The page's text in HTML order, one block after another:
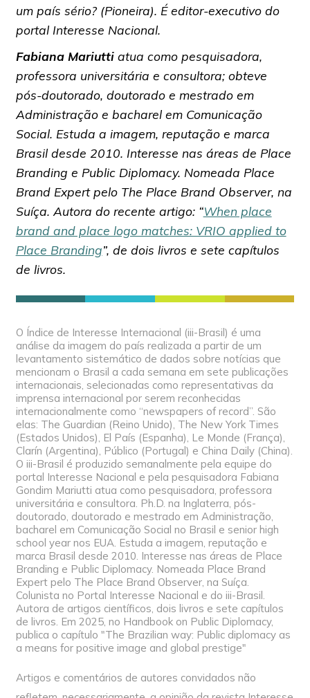
um país sério? (Pioneira). É editor-executivo do
portal Interesse Nacional.
Fabiana Mariuttiatua como pesquisadora,
professora universitária e consultora; obteve
pós-doutorado, doutorado e mestrado em
Administração e bacharel em Comunicação
Social. Estuda a imagem, reputação e marca
Brasil desde 2010. Interesse nas áreas de Place
Branding e Public Diplomacy. Nomeada Place
Brand Expert pelo The Place Brand Observer, na
Suíça. Autora do recente artigo: “When place
brand and place logo matches: VRIO applied to
Place Branding”, de dois livros e sete capítulos
de livros.
O Índice de Interesse Internacional (iii-Brasil) é uma
análise da imagem do país realizada a partir de um
levantamento sistemático de dados sobre notícias que
mencionam o Brasil a cada semana em sete publicações
internacionais, selecionadas como representativas da
imprensa internacional por serem reconhecidas
internacionalmente como “newspapers of record”. São
elas: The Guardian (Reino Unido), The New York Times
(Estados Unidos), El País (Espanha), Le Monde (França),
Clarín (Argentina), Público (Portugal) e China Daily (China).
O iii-Brasil é produzido semanalmente pela equipe do
portal Interesse Nacional e pela pesquisadora Fabiana
Gondim Mariutti atua como pesquisadora, professora
universitária e consultora. Ph.D. na Inglaterra, pós-
doutorado, doutorado e mestrado em Administração,
bacharel em Comunicação Social no Brasil e senior high
school year nos EUA. Estuda a imagem, reputação e
marca Brasil desde 2010. Interesse nas áreas de Place
Branding e Public Diplomacy. Nomeada Place Brand
Expert pelo The Place Brand Observer, na Suíça.
Colunista no Portal Interesse Nacional e do iii-Brasil.
Autora de artigos científicos, dois livros e sete capítulos
de livros. Em 2025, no Handbook on Public Diplomacy,
publica o capítulo "The Brazilian way: Public diplomacy as
a means for positive image and global prestige"
Artigos e comentários de autores convidados não